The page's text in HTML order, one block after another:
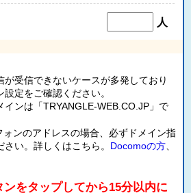
人
受信できないケースが多発しており
定をご確認ください。
インは「TRYANGLE-WEB.CO.JP」で
ンのアドレスの場合、必ずドメイン指
い。詳しくはこちら。 Docomoの方
をタップしてから15分以内に